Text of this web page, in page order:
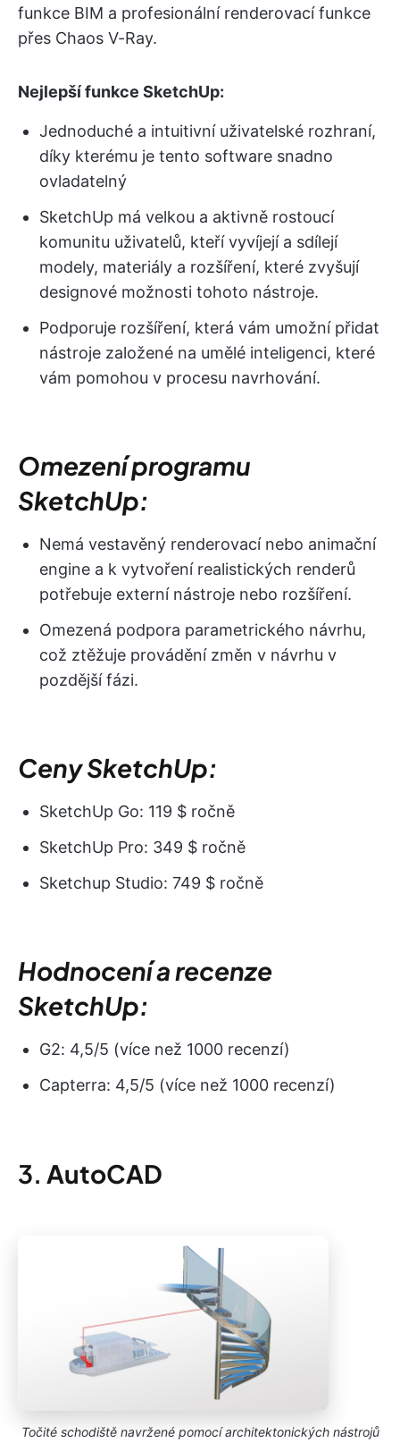
funkce BIM a profesionální renderovací funkce
přes Chaos V-Ray.
Nejlepší funkce SketchUp:
Jednoduché a intuitivní uživatelské rozhraní,
díky kterému je tento software snadno
ovladatelný
SketchUp má velkou a aktivně rostoucí
komunitu uživatelů, kteří vyvíjejí a sdílejí
modely, materiály a rozšíření, které zvyšují
designové možnosti tohoto nástroje.
Podporuje rozšíření, která vám umožní přidat
nástroje založené na umělé inteligenci, které
vám pomohou v procesu navrhování.
Omezení programu
SketchUp:
Nemá vestavěný renderovací nebo animační
engine a k vytvoření realistických renderů
potřebuje externí nástroje nebo rozšíření.
Omezená podpora parametrického návrhu,
což ztěžuje provádění změn v návrhu v
pozdější fázi.
Ceny SketchUp:
SketchUp Go: 119 $ ročně
SketchUp Pro: 349 $ ročně
Sketchup Studio: 749 $ ročně
Hodnocení a recenze
SketchUp:
G2: 4,5/5 (více než 1000 recenzí)
Capterra: 4,5/5 (více než 1000 recenzí)
3. AutoCAD
Točité schodiště navržené pomocí architektonických nástrojů